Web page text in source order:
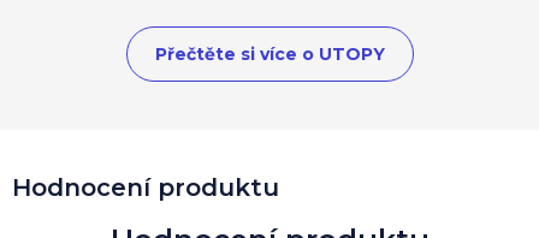
Hodnocení produktu
Přečtěte si více o UTOPY